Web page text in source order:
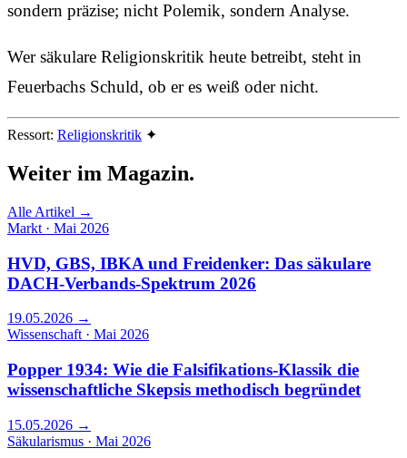
sondern präzise; nicht Polemik, sondern Analyse.
Wer säkulare Religionskritik heute betreibt, steht in
Feuerbachs Schuld, ob er es weiß oder nicht.
Ressort: Religionskritik ✦
Weiter im Magazin.
Alle Artikel →
Markt · Mai 2026
HVD, GBS, IBKA und Freidenker: Das säkulare
DACH-Verbands-Spektrum 2026
19.05.2026 →
Wissenschaft · Mai 2026
Popper 1934: Wie die Falsifikations-Klassik die
wissenschaftliche Skepsis methodisch begründet
15.05.2026 →
Säkularismus · Mai 2026